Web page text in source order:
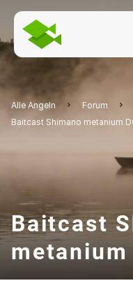
Alle Angeln Forum
Baitcast Shimano metanium
Baitcast
metanium